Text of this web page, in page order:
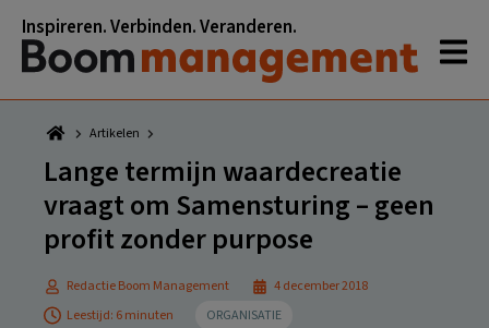
naar
hoofdnavigatie
naar
hoofd
inhoud
naar
eerste
sidebar
naar
voettekst
Inspireren. Verbinden. Veranderen.
Artikelen
Lange termijn waardecreatie
vraagt om Samensturing – geen
profit zonder purpose
Redactie Boom Management
4 december 2018
Leestijd: 6 minuten
ORGANISATIE